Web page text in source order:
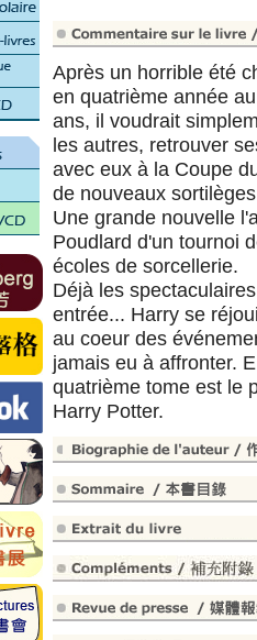
Après un horrible été
en quatrième année
ans, il voudrait
les autres, retrouver
avec eux à la Coupe
de nouveaux
Une grande nouvelle
Poudlard d'un tournoi
écoles de sorcellerie.
Déjà les
entrée... Harry se
au coeur des
jamais eu à affronter.
quatrième tome est le
Harry Potter.